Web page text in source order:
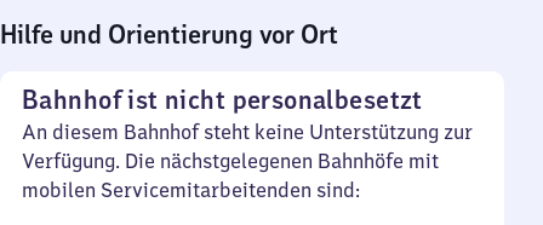
Hilfe und Orientierung vor Ort
Bahnhof ist nicht personalbesetzt
An diesem Bahnhof steht keine Unterstützung zur
Verfügung. Die nächstgelegenen Bahnhöfe mit
mobilen Servicemitarbeitenden sind: